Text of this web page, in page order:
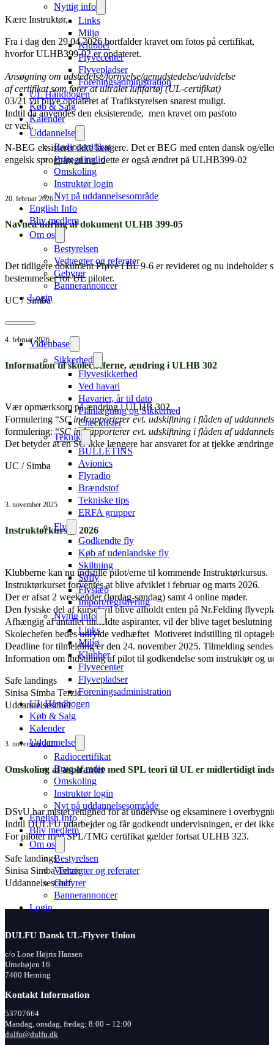
Nyttig info
Links
Miljø
Klubber
Flyvecenter
Flyvepladser
Foreningsadministration
UL Håndbogen
Køb & Salg
Kalender
Uddannelse
Radiocertifikat
Brug af radio
Omskoling
Instruktør login
Nyt på uddannelsesområde
English Info
Bliv medlem
Om os
Bestyrelsen
Vedtægter og referater
Gebyrer
Bannerannoncer
Login
Videnbase
Sikkerhed
Flyvesikkerhed
Ved havari
Havarier, år til dato
Planlægning og Sikkerhed
Checklister
Teknik
BULLETINS
Avionics
Flyradio
Brændstof
Tekniske tips
ERFA grupper
Fly
Godkendte fly
Køb af udenlandske fly
Skiltning
Søfly
Flyslæb
Import/registrering
Nyttig info
Links
Miljø
Klubber
Flyvecenter
Flyvepladser
Foreningsadministration
UL Håndbogen
Køb & Salg
Kalender
Uddannelse
Radiocertifikat
Brug af radio
Omskoling
Instruktør login
Nyt på uddannelsesområde
English Info
Bliv medlem
Om os
Bestyrelsen
Vedtægter og referater
Gebyrer
Bannerannoncer
Login
Kære Instruktør,
Fra i dag den 29.04.2026 bortfalder kravet om fotos på certifikat,
hvorfor ULHB399-02 er opdateret.
Ansøgning om udstedelse/fornyelse/genudstedelse/udvidelse
af certifikat som fører at ultralet luftfartøj (UL-certifikat)
03/21 vil blive opdateret af Trafikstyrelsen snarest muligt.
Indtil da anvendes den eksisterende, men kravet om pasfoto
er væk.
N-BEG eksisterer ikke længere. Det er BEG med enten dansk og/
engelsk sprogpåtegning, dette er også ændret på ULHB399-02
20. februar 2026
Navneændring af dokument ULHB 399-05
Det tidligere dokument Prøve i BL 9-6 er revideret og nu
bestemmelser for UL piloter.
UC / Simba
4. februar 2026
Information til skolecheferne, ændring i ULHB 302
Vær opmærksom på ændring i ULHB 302.
Formulering “SC indrapporterer evt. udskiftning i flåden af
formulering: “SC indrapporterer evt. udskiftning i flåden af
Det betyder at en SC ikke længere har ansvaret for at tjekke
UC / Simba
3. november 2025
Instruktørkursus 2026
Klubberne kan nu indstille pilot/erne til kommende Instruktørkursus.
Instruktørkurset forventes at blive afviklet i februar og marts 2026.
Der er afsat 2 weekender (lørdag-søndag) samt 4 online møder.
Den fysiske del af kurset vil blive afholdt enten på Nr.Felding
Afhængig af antallet tilmeldte aspiranter, vil der blive taget
Skolechefen bedes udfylde vedhæftet Motiveret indstilling til
Deadline for tilmelding er den 24. november 2025. Tilmelding
Information om indstilling af pilot til godkendelse som instruktør og
Safe landings
Sinisa Simba Terzic
Uddannelseschef
3. november 2025
Omskoling af aspiranter med SPL teori til UL er midlertidigt
DSvU har mistet rettighed for at undervise og eksaminere i
Indtil DULFU udarbejder og får godkendt undervisningen, er det
For piloter med SPL/TMG certifikat gælder fortsat ULHB 323.
Safe landings
Sinisa Simba Terzic
Uddannelseschef
DULFU Dansk UL-Flyver Union
c/o Lone Højris Hansen
Urnehøjen 16
7400 Herning
Kontakt Information
53707664
Mandag, onsdag, fredag: 8:00 – 12:00
dulfu@dulfu.dk